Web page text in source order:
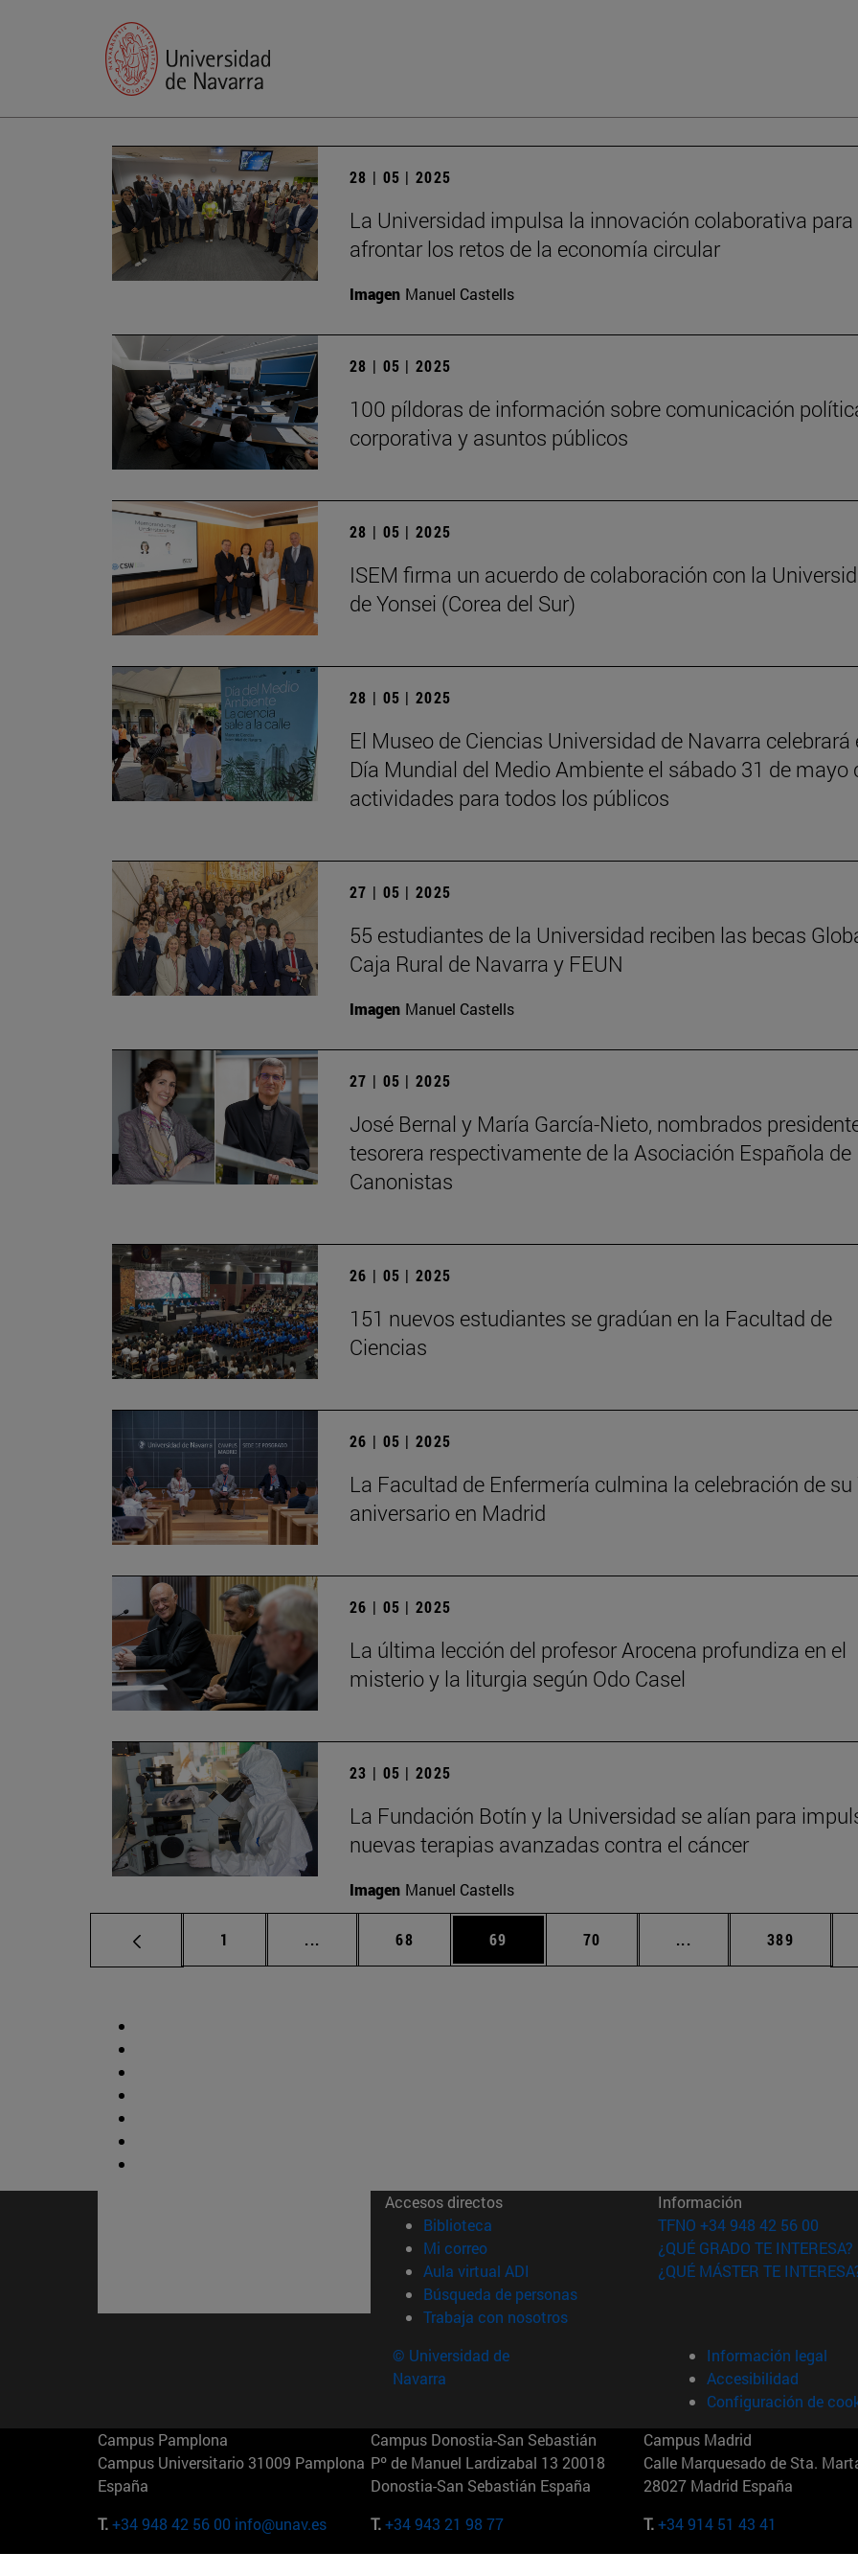
28 | 05 | 2025
La Universidad impulsa la innovación colaborativa para
afrontar los retos de la economía circular
Imagen Manuel Castells
28 | 05 | 2025
100 píldoras de información sobre comunicación
corporativa y asuntos públicos
28 | 05 | 2025
ISEM firma un acuerdo de colaboración con la
de Yonsei (Corea del Sur)
28 | 05 | 2025
El Museo de Ciencias Universidad de Navarra celebrará
Día Mundial del Medio Ambiente el sábado 31 de mayo
actividades para todos los públicos
27 | 05 | 2025
55 estudiantes de la Universidad reciben las becas
Caja Rural de Navarra y FEUN
Imagen Manuel Castells
27 | 05 | 2025
José Bernal y María García-Nieto, nombrados
tesorera respectivamente de la Asociación Española de
Canonistas
26 | 05 | 2025
151 nuevos estudiantes se gradúan en la Facultad de
Ciencias
26 | 05 | 2025
La Facultad de Enfermería culmina la celebración de su
aniversario en Madrid
26 | 05 | 2025
La última lección del profesor Arocena profundiza en el
misterio y la liturgia según Odo Casel
23 | 05 | 2025
La Fundación Botín y la Universidad se alían para
nuevas terapias avanzadas contra el cáncer
Imagen Manuel Castells
Página
1 ... Páginas intermedias Use TAB para desplazarse.
Página
68 Página
69 Página
70 ... Páginas intermedias
Página
389
Accesos directos
Biblioteca (abre en nueva ventana)
Mi correo(abre en nueva ventana)
Aula virtual ADI (abre en nueva ventana)
Búsqueda de personas(abre en nueva ventana)
Trabaja con nosotros(abre en nueva ventana)
Información
TFNO +34 948 42 56 00
¿QUÉ GRADO TE INTERESA?
¿QUÉ MÁSTER TE
© Universidad de
Navarra
Información legal
Accesibilidad
Configuración de
Campus Pamplona
Campus Universitario 31009 Pamplona
España
T.+34 948 42 56 00 info@unav.es
Campus Donostia-San Sebastián
Pº de Manuel Lardizabal 13 20018
Donostia-San Sebastián España
T.+34 943 21 98 77
Campus Madrid
Calle Marquesado de Sta.
28027 Madrid España
T.+34 914 51 43 41